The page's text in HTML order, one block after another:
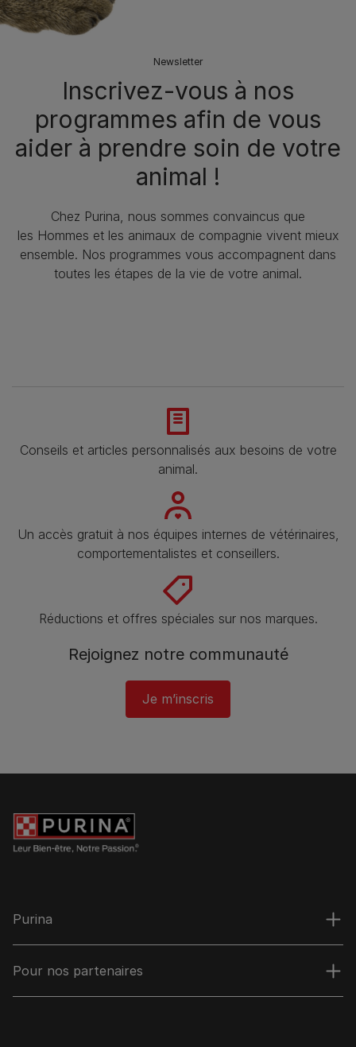
Newsletter
Inscrivez-vous à nos
programmes afin de vous
aider à prendre soin de votre
animal !​
Chez Purina, nous sommes convaincus que
les Hommes et les animaux de compagnie vivent mieux
ensemble. Nos programmes vous accompagnent dans
toutes les étapes de la vie de votre animal.​
Conseils et articles personnalisés aux besoins de votre
animal​.
Un accès gratuit à nos équipes internes de vétérinaires,
comportementalistes et conseillers.
Réductions et offres spéciales sur nos marques.
Rejoignez notre communauté
Je m’inscris
Purina
Pour nos partenaires